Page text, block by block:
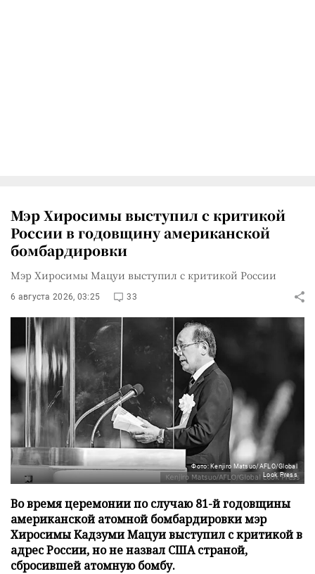
Мэр Хиросимы выступил с критикой
России в годовщину американской
бомбардировки
Мэр Хиросимы Мацуи выступил с критикой России
6 августа 2026, 03:25 33
Фото: Kenjiro Matsuo/AFLO/Global
Look Press
Во время церемонии по случаю 81-й годовщины
американской атомной бомбардировки мэр
Хиросимы Кадзуми Мацуи выступил с критикой в
адрес России, но не назвал США страной,
сбросившей атомную бомбу.